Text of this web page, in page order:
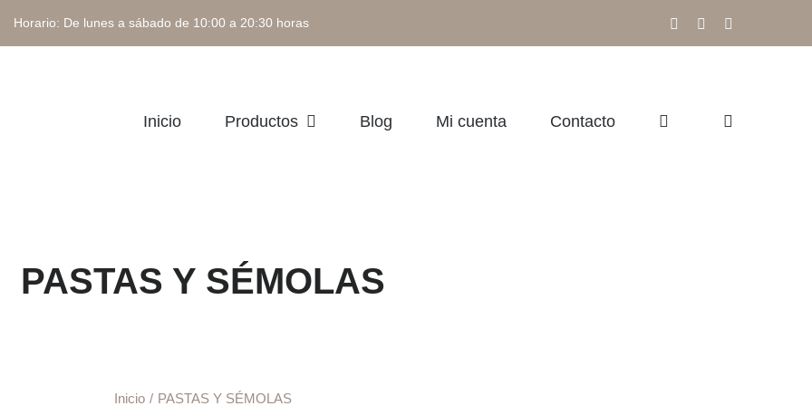
De lunes a sábado de 10:00 a 20:30 horas FacebookInstagram
Inicio Productos Blog Mi cuenta Contacto
PASTAS Y SÉMOLAS
Inicio PASTAS Y SÉMOLAS